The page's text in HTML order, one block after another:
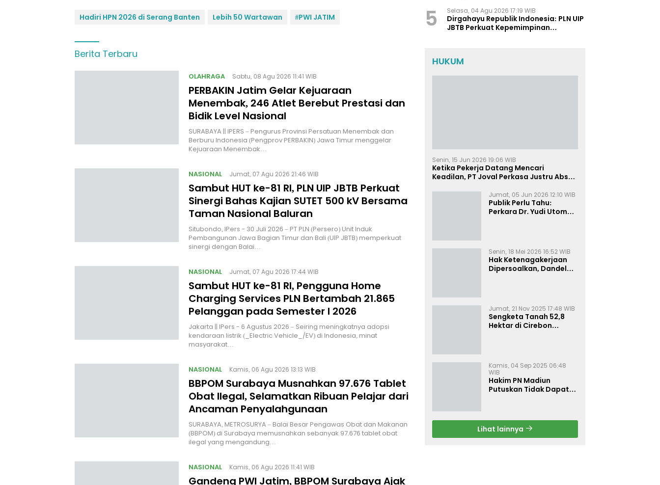
Hadiri HPN 2026 di Serang Banten Lebih 50 Wartawan #PWI JATIM
Berita Terbaru
OLAHRAGA Sabtu, 08 Agu 2026 11:41 WIB
PERBAKIN Jatim Gelar Kejuaraan
Menembak, 246 Atlet Berebut Prestasi dan
Bidik Level Nasional
SURABAYA || IPERS – Pengurus Provinsi Persatuan Menembak dan
Berburu Indonesia (Pengprov PERBAKIN) Jawa Timur menggelar
Kejuaraan Menembak…
NASIONAL Jumat, 07 Agu 2026 21:46 WIB
Sambut HUT ke-81 RI, PLN UIP JBTB Perkuat
Sinergi Bahas Kajian SUTET 500 kV Bersama
Taman Nasional Baluran
Situbondo, IPers - 30 Juli 2026 – PT PLN (Persero) Unit Induk
Pembangunan Jawa Bagian Timur dan Bali (UIP JBTB) memperkuat
sinergi dengan Balai…
NASIONAL Jumat, 07 Agu 2026 17:44 WIB
Sambut HUT ke-81 RI, Pengguna Home
Charging Services PLN Bertambah 21.865
Pelanggan pada Semester I 2026
Jakarta || IPers - 6 Agustus 2026 – Seiring meningkatnya adopsi
kendaraan listrik (_Electric Vehicle_/EV) di Indonesia, minat
masyarakat…
NASIONAL Kamis, 06 Agu 2026 13:13 WIB
BBPOM Surabaya Musnahkan 97.676 Tablet
Obat Ilegal, Selamatkan Ribuan Pelajar dari
Ancaman Penyalahgunaan
SURABAYA, METROSURYA – Balai Besar Pengawas Obat dan Makanan
(BBPOM) di Surabaya memusnahkan sebanyak 97.676 tablet obat
ilegal yang mengandung…
NASIONAL Kamis, 06 Agu 2026 11:41 WIB
Gandeng PWI Jatim, BBPOM Surabaya Ajak
5 Selasa, 04 Agu 2026 17:19 WIB
Dirgahayu Republik Indonesia: PLN UIP
JBTB Perkuat Kepemimpinan
HUKUM
Senin, 15 Jun 2026 19:06 WIB
Ketika Pekerja Datang Mencari
Keadilan, PT Joval Perkasa Justru Absen
Jumat, 05 Jun 2026 12:10 WIB
Publik Perlu Tahu:
Perkara Dr. Yudi Utomo
Resmi
Senin, 18 Mei 2026 16:52 WIB
Hak Ketenagakerjaan
Dipersoalkan, Dandel
Jumat, 21 Nov 2025 17:48 WIB
Sengketa Tanah 52,8
Hektar di Cirebon
Kamis, 04 Sep 2025 06:48
WIB
Hakim PN Madiun
Putuskan Tidak Dapat
Lihat lainnya